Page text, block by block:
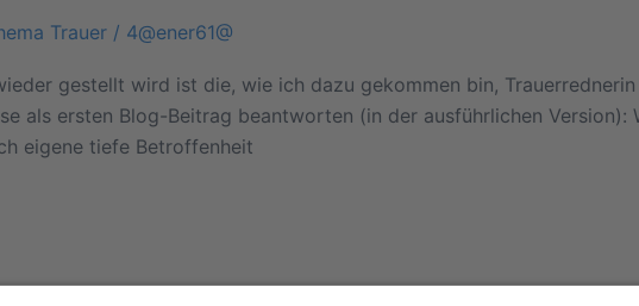
Trauer / 4@ener61@
gestellt wird ist die, wie ich dazu gekommen bin,
als ersten Blog-Beitrag beantworten (in der ausführlichen Version):
eigene tiefe Betroffenheit